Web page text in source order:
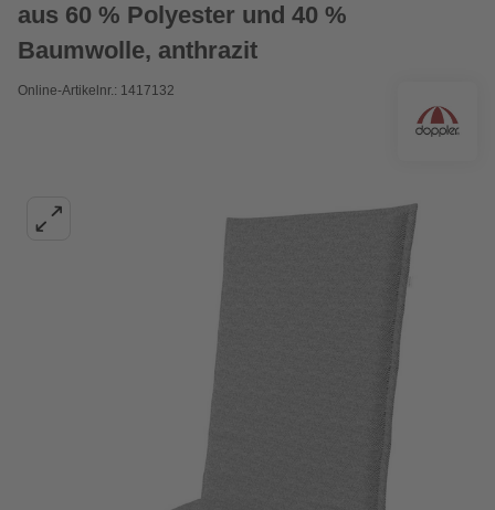
aus 60 % Polyester und 40 %
Baumwolle, anthrazit
Online-Artikelnr.: 1417132